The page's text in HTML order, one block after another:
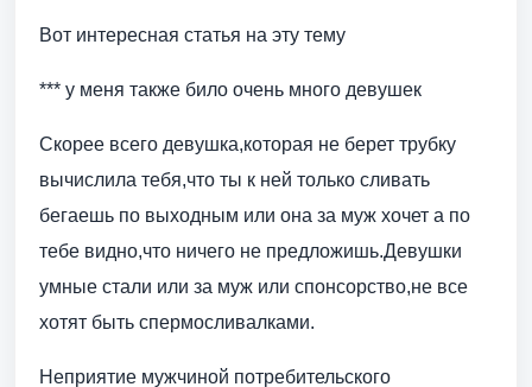
Вот интересная статья на эту тему
*** у меня также било очень много девушек
Скорее всего девушка,которая не берет трубку
вычислила тебя,что ты к ней только сливать
бегаешь по выходным или она за муж хочет а по
тебе видно,что ничего не предложишь.Девушки
умные стали или за муж или спонсорство,не все
хотят быть спермосливалками.
Неприятие мужчиной потребительского